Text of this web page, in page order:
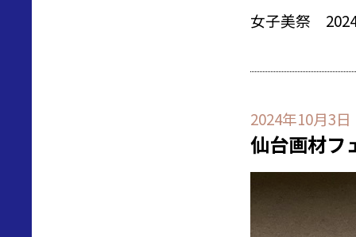
女子美祭
2024年10月3日
仙台画材フ